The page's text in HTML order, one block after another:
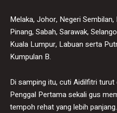
Melaka, Johor, Negeri
Pinang, Sabah, Sarawak,
Kuala Lumpur, Labuan serta
Kumpulan B.
Di samping itu, cuti Aidilfitri
Penggal Pertama sekali gus
tempoh rehat yang lebih panjang.